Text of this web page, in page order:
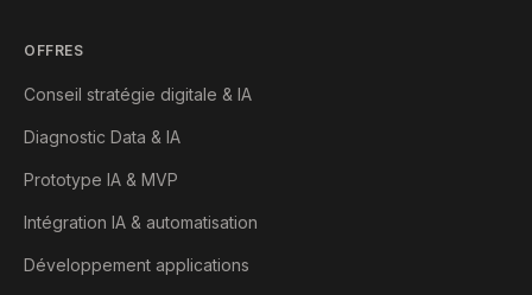
OFFRES
Conseil stratégie digitale & IA
Diagnostic Data & IA
Prototype IA & MVP
Intégration IA & automatisation
Développement applications